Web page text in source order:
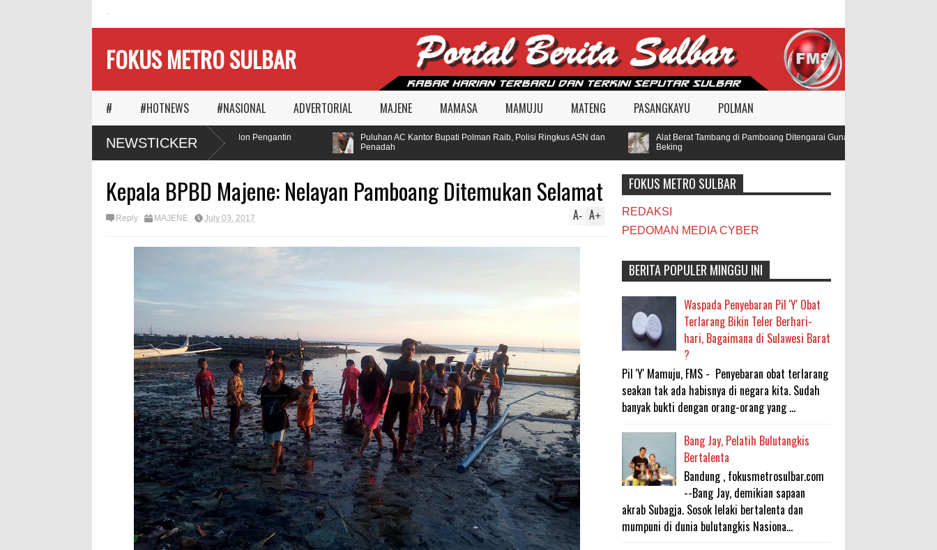
FOKUS METRO SULBAR
# #HOTNEWS #NASIONAL ADVERTORIAL MAJENE MAMASA MAMUJU MATENG PASANGKAYU POLMAN
NEWSTICKERMAPIA Ajak Calon Pengantin
Tanam Pohon
Puluhan AC Kantor Bupati Polman Raib, Polisi Ringkus ASN dan
Penadah
Alat Berat Tambang di Pamboang Ditengarai Gunakan BBM Subsidi,
Beking
Kepala BPBD Majene: Nelayan Pamboang Ditemukan Selamat
Reply MAJENE July 03, 2017 A+
A-
FOKUS METRO SULBAR
REDAKSI
PEDOMAN MEDIA CYBER
BERITA POPULER MINGGU INI
Waspada Penyebaran Pil 'Y' Obat
Terlarang Bikin Teler Berhari-
hari, Bagaimana di Sulawesi Barat
?
Pil 'Y' Mamuju, FMS - Penyebaran obat terlarang
seakan tak ada habisnya di negara kita. Sudah
banyak bukti dengan orang-orang yang ...
Bang Jay, Pelatih Bulutangkis
Bertalenta
Bandung , fokusmetrosulbar.com
--Bang Jay, demikian sapaan
akrab Subagja. Sosok lelaki bertalenta dan
mumpuni di dunia bulutangkis Nasiona...